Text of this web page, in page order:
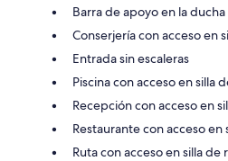
Barra de apoyo en la ducha
Conserjería con acceso en
Entrada sin escaleras
Piscina con acceso en silla
Recepción con acceso en
Restaurante con acceso en
Ruta con acceso en silla de